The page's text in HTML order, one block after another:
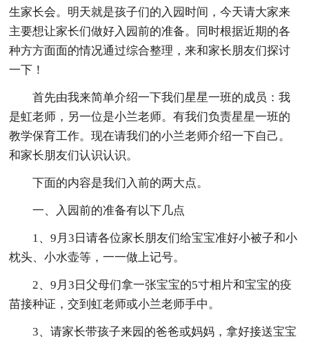
生家长会。明天就是孩子们的入园时间，今天请大家来
主要想让家长们做好入园前的准备。同时根据近期的各
种方方面面的情况通过综合整理，来和家长朋友们探讨
一下！
首先由我来简单介绍一下我们星星一班的成员：我
是虹老师，另一位是小兰老师。有我们负责星星一班的
教学保育工作。现在请我们的小兰老师介绍一下自己。
和家长朋友们认识认识。
下面的内容是我们入前的两大点。
一、入园前的准备有以下几点
1、9月3日请各位家长朋友们给宝宝准好小被子和小
枕头、小水壶等，一一做上记号。
2、9月3日父母们拿一张宝宝的5寸相片和宝宝的疫
苗接种证，交到虹老师或小兰老师手中。
3、请家长带孩子来园的爸爸或妈妈，拿好接送宝宝